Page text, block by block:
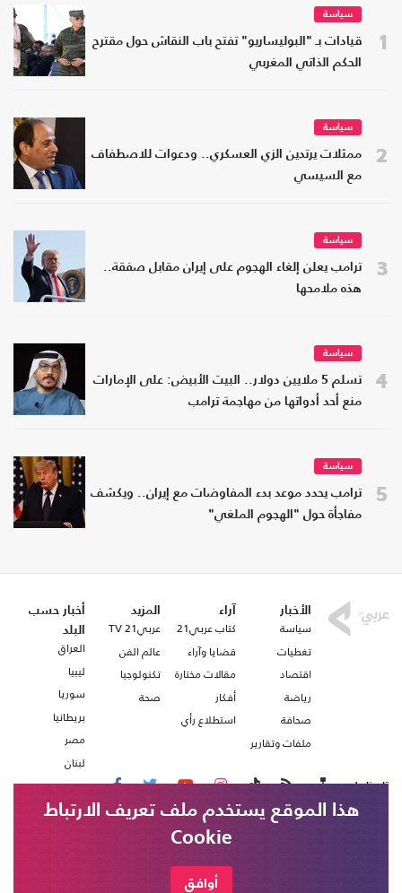
1
سياسة
قيادات بـ "البوليساريو" تفتح باب النقاش حول مقترح
الحكم الذاتي المغربي
2
سياسة
ممثلات يرتدين الزي العسكري.. ودعوات للاصطفاف
مع السيسي
3
سياسة
ترامب يعلن إلغاء الهجوم على إيران مقابل صفقة..
هذه ملامحها
4
سياسة
تسلم 5 ملايين دولار.. البيت الأبيض: على الإمارات
منع أحد أدواتها من مهاجمة ترامب
5
سياسة
ترامب يحدد موعد بدء المفاوضات مع إيران.. ويكشف
مفاجأة حول "الهجوم الملغي"
الأخبار
سياسة
تغطيات
اقتصاد
رياضة
صحافة
ملفات وتقارير
آراء
كتاب عربي21
قضايا وآراء
مقالات مختارة
أفكار
استطلاع رأي
المزيد
عربي21 TV
عالم الفن
تكنولوجيا
صحة
أخبار حسب
البلد
العراق
ليبيا
سوريا
بريطانيا
مصر
لبنان
تابعنا على
هذا الموقع يستخدم ملف تعريف الارتباط
Cookie
أوافق